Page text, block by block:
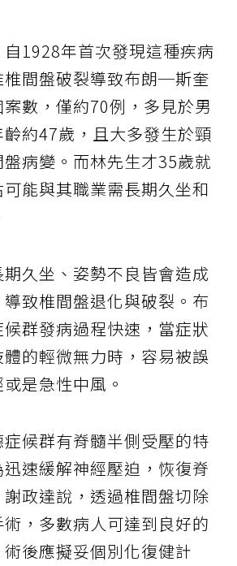
1928年首次發現這種疾病
椎間盤破裂導致布朗─斯奎
數，僅約70例，多見於男
約47歲，且大多發生於頸
病變。而林先生才35歲就
能與其職業需長期久坐和
久坐、姿勢不良皆會造成
致椎間盤退化與破裂。布
群發病過程快速，當症狀
的輕微無力時，容易被誤
是急性中風。
候群有脊髓半側受壓的特
速緩解神經壓迫，恢復脊
政達說，透過椎間盤切除
，多數病人可達到良好的
後應擬妥個別化復健計